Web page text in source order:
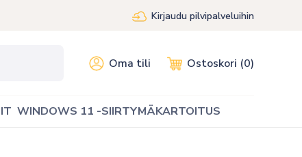
Kirjaudu pilvipalveluihin
Oma tili Ostoskori (0)
WINDOWS 11 -SIIRTYMÄKARTOITUS